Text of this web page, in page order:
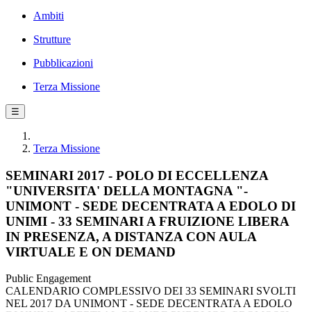
Ambiti
Strutture
Pubblicazioni
Terza Missione
☰
Terza Missione
SEMINARI 2017 - POLO DI ECCELLENZA
"UNIVERSITA' DELLA MONTAGNA "-
UNIMONT - SEDE DECENTRATA A EDOLO DI
UNIMI - 33 SEMINARI A FRUIZIONE LIBERA
IN PRESENZA, A DISTANZA CON AULA
VIRTUALE E ON DEMAND
Public Engagement
CALENDARIO COMPLESSIVO DEI 33 SEMINARI SVOLTI
NEL 2017 DA UNIMONT - SEDE DECENTRATA A EDOLO